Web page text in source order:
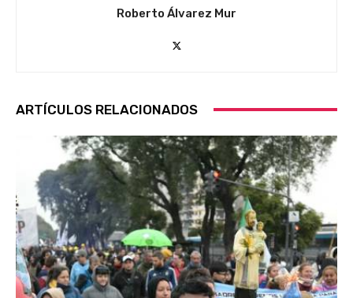
Roberto Álvarez Mur
ARTÍCULOS RELACIONADOS